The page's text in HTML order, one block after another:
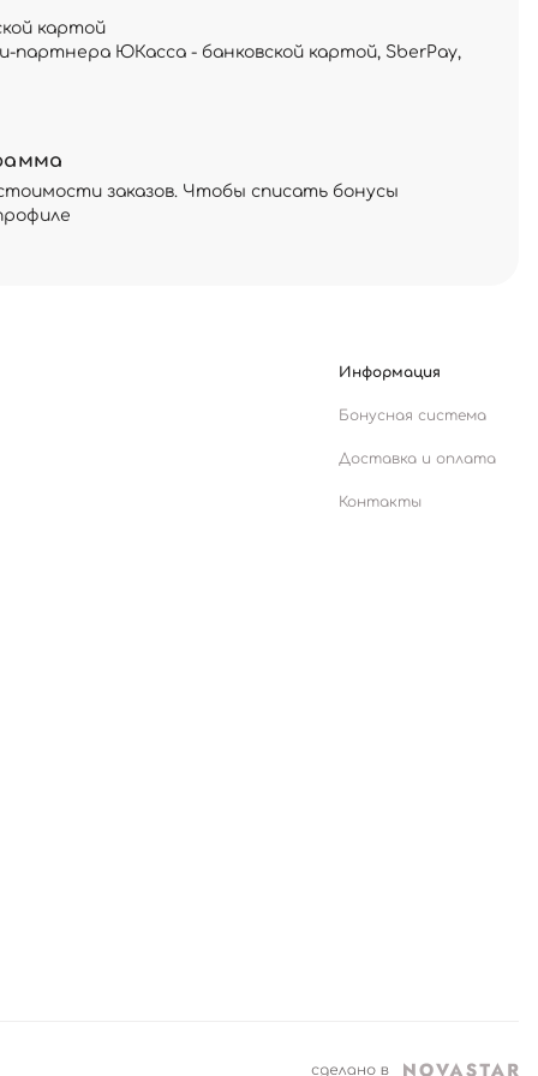
картой
партнера ЮКасса - банковской картой, SberPay,
заказов. Чтобы списать бонусы
Информация
Бонусная система
Доставка и оплата
Контакты